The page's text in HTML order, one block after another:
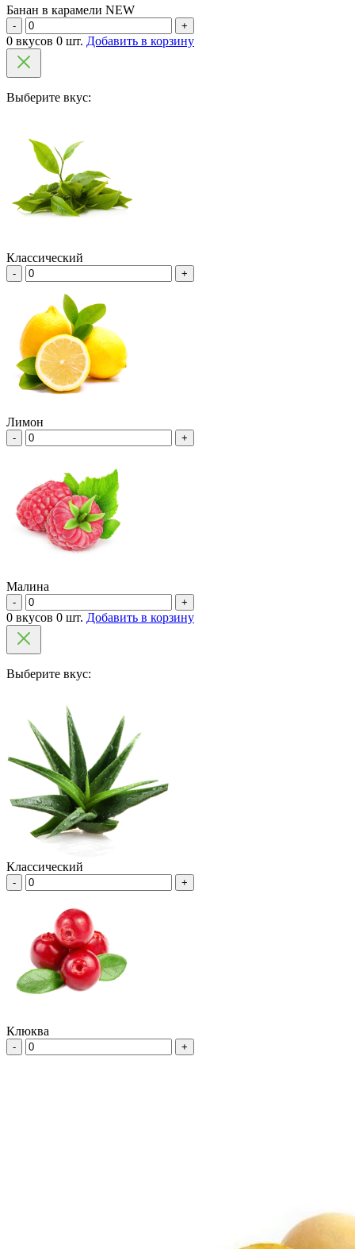
Банан в карамели NEW
- +
0 вкусов 0 шт. Добавить в корзину
Выберите вкус:
Классический
- +
Лимон
- +
Малина
- +
0 вкусов 0 шт. Добавить в корзину
Выберите вкус:
Классический
- +
Клюква
- +